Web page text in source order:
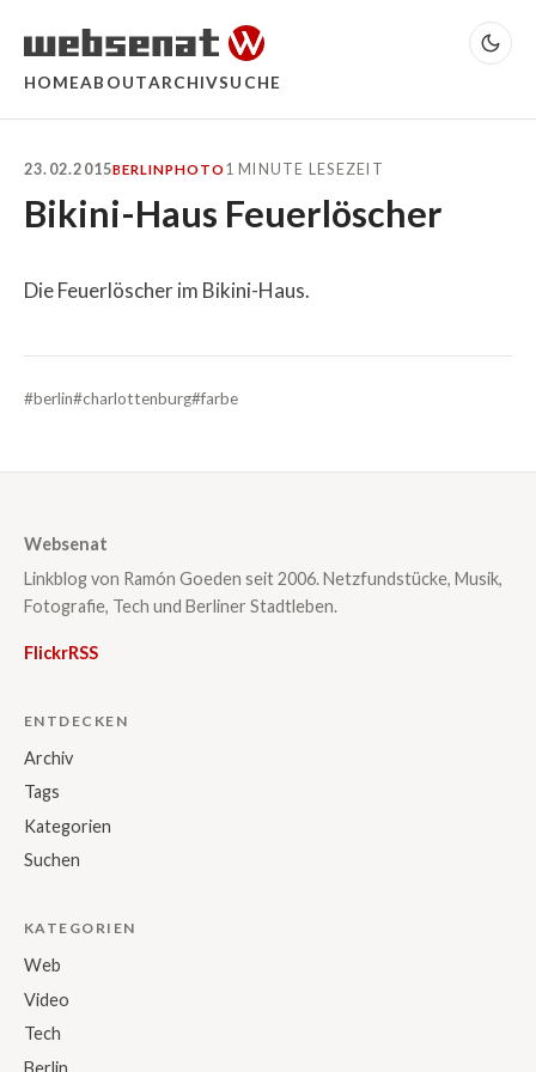
HOMEABOUTARCHIVSUCHE
23.02.2015BERLINPHOTO 1 MINUTE LESEZEIT
Bikini-Haus Feuerlöscher
Die Feuerlöscher im Bikini-Haus.
#berlin#charlottenburg#farbe
Websenat
Linkblog von Ramón Goeden seit 2006. Netzfundstücke, Musik,
Fotografie, Tech und Berliner Stadtleben.
FlickrRSS
ENTDECKEN
Archiv
Tags
Kategorien
Suchen
KATEGORIEN
Web
Video
Tech
Berlin